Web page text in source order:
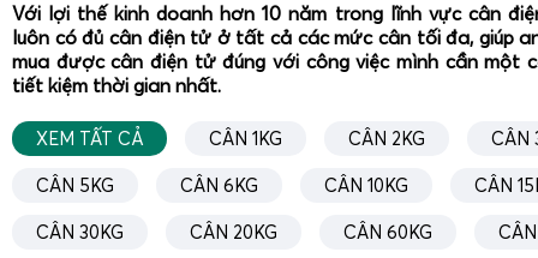
Hướng dẫn hiệu chuẩn cân UTE 3kg 6kg 15kg đảm bảo độ
Hướng dẫn hiệu chuẩncân UTE 3kg 6kg 15kg
hiểu biết cơ bản về cân điện tử và có sẵn quả cân chuẩn.
kỳ giúp cân duy trì độ chính xác, đặc biệt trong môi
nhiệt độ thường xuyên.
Các bước hiệu chuẩn cơ bản thường bao gồm:
Với lợi thế kinh doanh hơn 10 năm trong lĩnh vực cân
luôn có đủ cân điện tử ở tất cả các mức cân tối đa, giúp
mua được cân điện tử đúng với công việc mình cần một
tiết kiệm thời gian nhất.
XEM TẤT CẢ CÂN 1KG CÂN 2KG CÂN
CÂN 5KG CÂN 6KG CÂN 10KG CÂN
CÂN 30KG CÂN 20KG CÂN 60KG